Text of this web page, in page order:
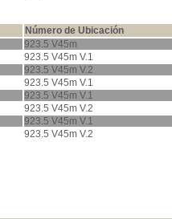
Número de Ubicación
923.5 V45m
923.5 V45m V.1
923.5 V45m V.2
923.5 V45m V.1
923.5 V45m V.1
923.5 V45m V.2
923.5 V45m V.1
923.5 V45m V.2